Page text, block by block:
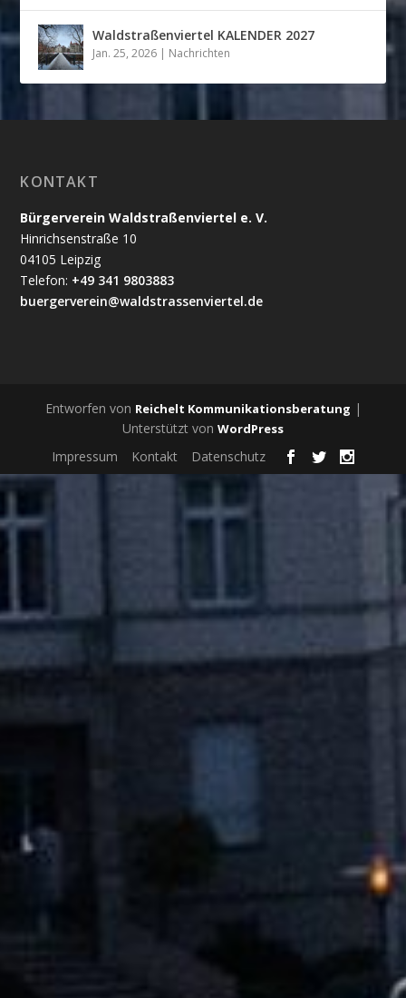
Waldstraßenviertel KALENDER 2027
Jan. 25, 2026 | Nachrichten
KONTAKT
Bürgerverein Waldstraßenviertel e. V.
Hinrichsenstraße 10
04105 Leipzig
Telefon: +49 341 9803883
buergerverein@waldstrassenviertel.de
Entworfen von Reichelt Kommunikationsberatung |
Unterstützt von WordPress
Impressum Kontakt Datenschutz